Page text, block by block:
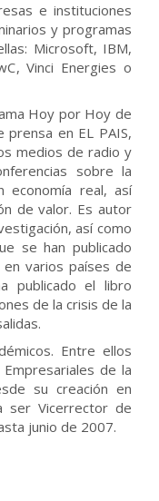
e instituciones
y programas
Microsoft, IBM,
Vinci Energies o
Hoy por Hoy de
prensa en EL PAIS,
medios de radio y
sobre la
economía real, así
de valor. Es autor
así como
se han publicado
varios países de
publicado el libro
de la crisis de la
Entre ellos
de la
su creación en
ser Vicerrector de
junio de 2007.